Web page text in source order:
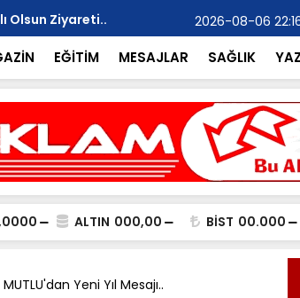
Olsun Ziyareti..
Mehmet
2026-08-06
EĞİTİM MESAJLAR SAĞLIK
ALTIN 000,00 BİST 00.000
Yeni Yıl Mesajı..